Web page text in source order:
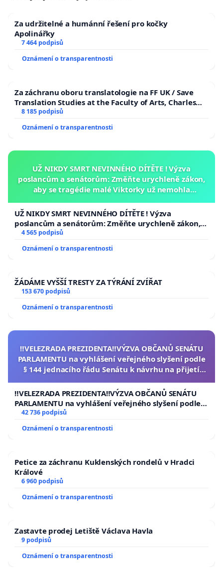
Za udržitelné a humánní řešení pro kočky
Apolinářky
7 464 podpisů
Oznámení o transparentnosti
Za záchranu oboru translatologie na FF UK / Save
Translation Studies at the Faculty of Arts, Charles
University
8 185 podpisů
Oznámení o transparentnosti
UŽ NIKDY SMRT NEVINNÉHO DÍTĚTE ! Výzva
poslancům a senátorům: Změňte urychleně zákon,
aby se tragédie malé Viktorky už nemohla
UŽ NIKDY SMRT NEVINNÉHO DÍTĚTE ! Výzva
poslancům a senátorům: Změňte urychleně zákon,
aby se tragédie malé Viktorky už nemohla opakovat!
4 565 podpisů
Oznámení o transparentnosti
ŽÁDÁME VYŠŠÍ TRESTY ZA TÝRÁNÍ ZVÍŘAT
153 670 podpisů
Oznámení o transparentnosti
‼️VELEZRADA PREZIDENTA‼️VÝZVA OBČANŮ SENÁTU
PARLAMENTU na vyhlášení veřejného slyšení podle
§ 144 jednacího řádu Senátu k návrhu na přijetí
republiky
‼️VELEZRADA PREZIDENTA‼️VÝZVA OBČANŮ SENÁTU
PARLAMENTU na vyhlášení veřejného slyšení podle §
144 jednacího řádu Senátu k návrhu na přijetí
republiky
42 736 podpisů
Oznámení o transparentnosti
Petice za záchranu Kuklenských rondelů v Hradci
Králové
6 960 podpisů
Oznámení o transparentnosti
Zastavte prodej Letiště Václava Havla
9 podpisů
Oznámení o transparentnosti